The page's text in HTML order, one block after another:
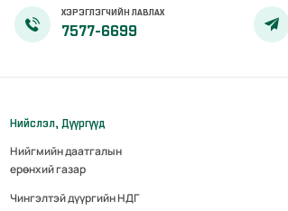
ХЭРЭГЛЭГЧИЙН ЛАВЛАХ
7577-6699
Нийслэл, Дүүргүүд
Нийгмийн даатгалын
ерөнхий газар
Чингэлтэй дүүргийн НДГ